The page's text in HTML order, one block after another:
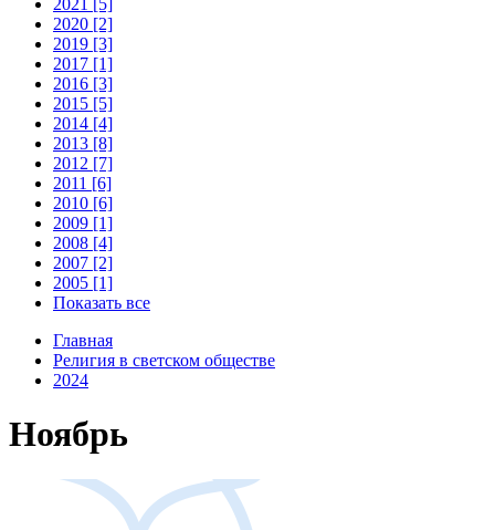
2021 [5]
2020 [2]
2019 [3]
2017 [1]
2016 [3]
2015 [5]
2014 [4]
2013 [8]
2012 [7]
2011 [6]
2010 [6]
2009 [1]
2008 [4]
2007 [2]
2005 [1]
Показать все
Главная
Религия в светском обществе
2024
Ноябрь